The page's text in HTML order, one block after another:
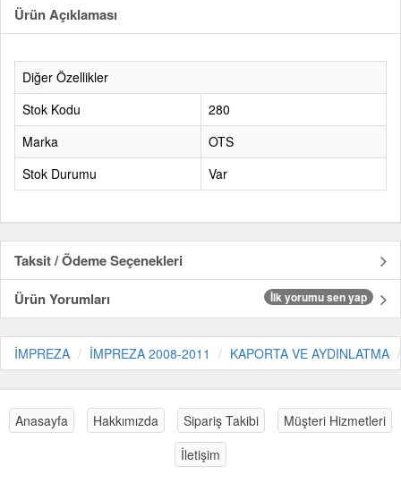
Ürün Açıklaması
Diğer Özellikler
Stok Kodu
280
Marka
OTS
Stok Durumu
Var
Taksit / Ödeme Seçenekleri
Ürün Yorumları
İlk yorumu sen yap
İMPREZA İMPREZA 2008-2011 KAPORTA VE AYDINLATMA
Anasayfa Hakkımızda Sipariş Takibi
Müşteri Hizmetleri
İletişim